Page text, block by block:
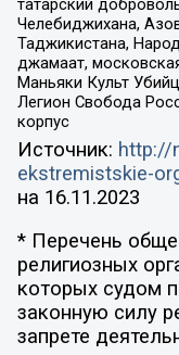
татарский
Челебиджихана,
Таджикистана,
джамаат,
Маньяки Культ
Легион Свобода
корпус
Источник: http://
ekstremistskie-
на 16.11.2023
* Перечень
религиозных
которых судом
законную силу
запрете